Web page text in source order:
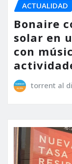
ACTUALIDAD
Bonaire
solar en
con
torrent al